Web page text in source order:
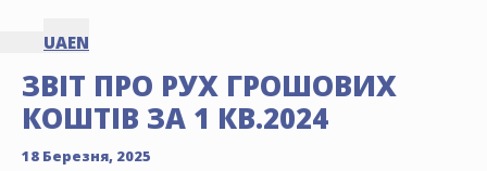
UAEN
ЗВІТ ПРО РУХ ГРОШОВИХ
КОШТІВ ЗА 1 КВ.2024
18 Березня, 2025